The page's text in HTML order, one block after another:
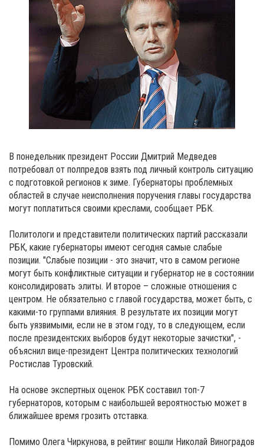
В понедельник президент России Дмитрий Медведев
потребовал от полпредов взять под личный контроль ситуацию
с подготовкой регионов к зиме. Губернаторы проблемных
областей в случае неисполнения поручения главы государства
могут поплатиться своими креслами, сообщает РБК.
Политологи и представители политических партий рассказали
РБК, какие губернаторы имеют сегодня самые слабые
позиции. "Слабые позиции - это значит, что в самом регионе
могут быть конфликтные ситуации и губернатор не в состоянии
консолидировать элиты. И второе – сложные отношения с
центром. Не обязательно с главой государства, может быть, с
какими-то группами влияния. В результате их позиции могут
быть уязвимыми, если не в этом году, то в следующем, если
после президентских выборов будут некоторые зачистки", -
объяснил вице-президент Центра политических технологий
Ростислав Туровский.
На основе экспертных оценок РБК составил топ-7
губернаторов, которым с наибольшей вероятностью может в
ближайшее время грозить отставка.
Помимо Олега Чиркунова, в рейтинг вошли Николай Виноградов